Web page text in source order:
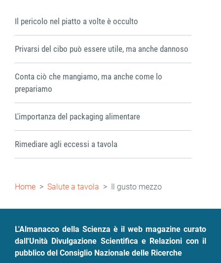
Il pericolo nel piatto a volte è occulto
Privarsi del cibo può essere utile, ma anche dannoso
Conta ciò che mangiamo, ma anche come lo
prepariamo
L'importanza del packaging alimentare
Rimediare agli eccessi a tavola
Briciole
Home Salute a tavola Il gusto mezzo
L'Almanacco della Scienza è il web magazine curato
dall'Unità Divulgazione Scientifica e Relazioni con il
pubblico del Consiglio Nazionale delle Ricerche